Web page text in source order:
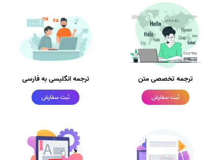
ترجمه تخصصی متن
ثبت سفارش
ترجمه انگلیسی به فارسی
ثبت سفارش